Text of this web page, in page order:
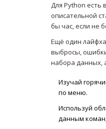
Для Python есть
описательной
бы час, если не
Ещё один
выбросы,
набора данных,
Изучай
по меню.
Используй
данным